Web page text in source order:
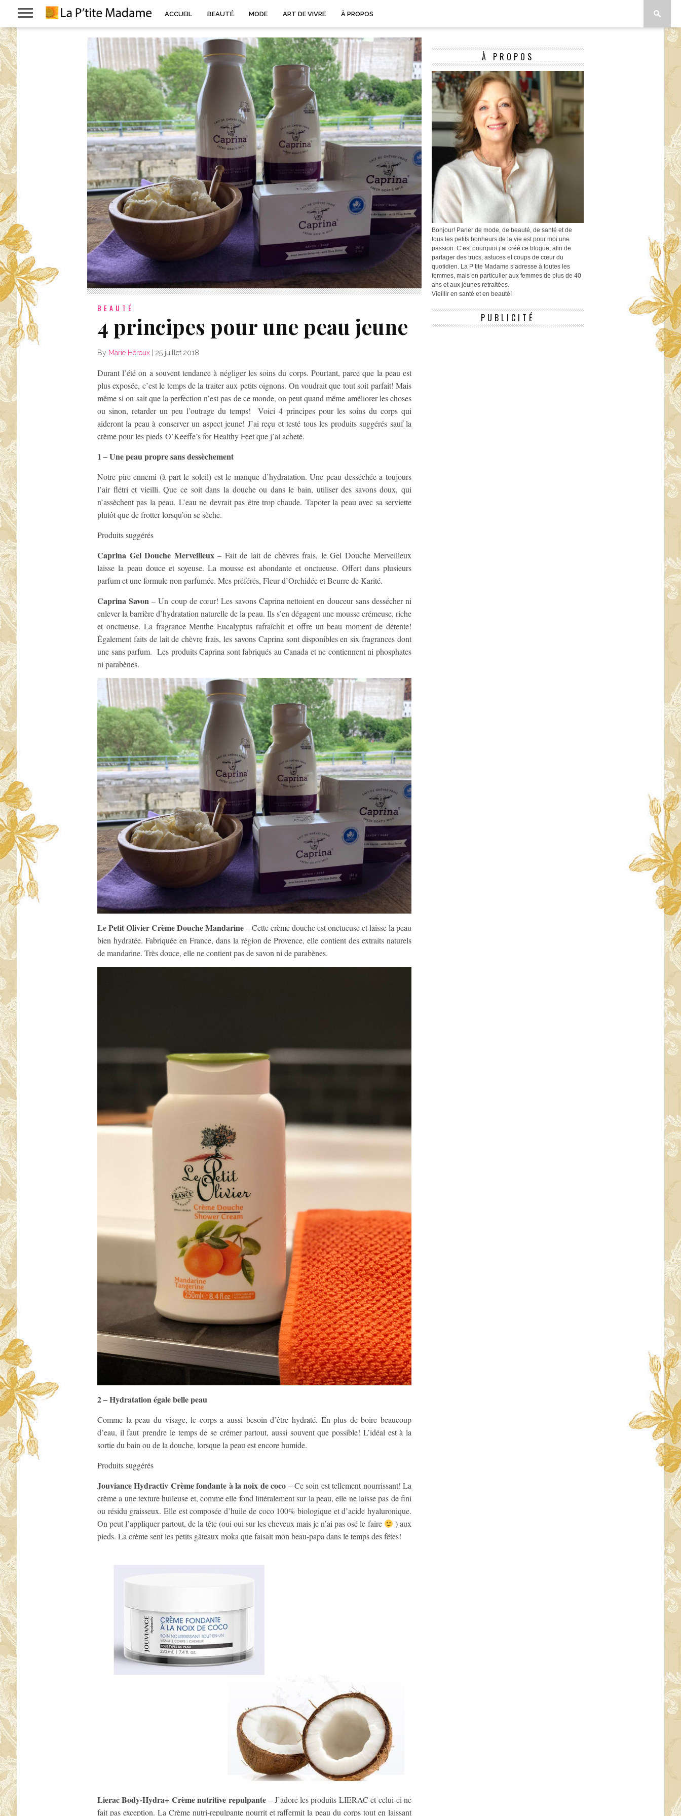
ACCUEIL BEAUTÉ MODE ART DE VIVRE À PROPOS
BEAUTÉ
4 principes pour une peau jeune
By Marie Héroux 25 juillet 2018
Durant l’été on a souvent tendance à négliger les soins du corps. Pourtant, parce que la peau est
plus exposée, c’est le temps de la traiter aux petits oignons. On voudrait que tout soit parfait! Mais
même si on sait que la perfection n’est pas de ce monde, on peut quand même améliorer les choses
ou sinon, retarder un peu l’outrage du temps! Voici 4 principes pour les soins du corps qui
aideront la peau à conserver un aspect jeune! J’ai reçu et testé tous les produits suggérés sauf la
crème pour les pieds O’Keeffe’s for Healthy Feet que j’ai acheté.
1 – Une peau propre sans dessèchement
Notre pire ennemi (à part le soleil) est le manque d’hydratation. Une peau desséchée a toujours
l’air flétri et vieilli. Que ce soit dans la douche ou dans le bain, utiliser des savons doux, qui
n’assèchent pas la peau. L’eau ne devrait pas être trop chaude. Tapoter la peau avec sa serviette
plutôt que de frotter lorsqu’on se sèche.
Produits suggérés
Caprina Gel Douche Merveilleux– Fait de lait de chèvres frais, le Gel Douche Merveilleux
laisse la peau douce et soyeuse. La mousse est abondante et onctueuse. Offert dans plusieurs
parfum et une formule non parfumée. Mes préférés, Fleur d’Orchidée et Beurre de Karité.
Caprina Savon – Un coup de cœur! Les savons Caprina nettoient en douceur sans dessécher ni
enlever la barrière d’hydratation naturelle de la peau. Ils s’en dégagent une mousse crémeuse, riche
et onctueuse. La fragrance Menthe Eucalyptus rafraîchit et offre un beau moment de détente!
Également faits de lait de chèvre frais, les savons Caprina sont disponibles en six fragrances dont
une sans parfum. Les produits Caprina sont fabriqués au Canada et ne contiennent ni phosphates
ni parabènes.
Le Petit Olivier Crème Douche Mandarine– Cette crème douche est onctueuse et laisse la peau
bien hydratée. Fabriquée en France, dans la région de Provence, elle contient des extraits naturels
de mandarine. Très douce, elle ne contient pas de savon ni de parabènes.
2 – Hydratation égale belle peau
Comme la peau du visage, le corps a aussi besoin d’être hydraté. En plus de boire beaucoup
d’eau, il faut prendre le temps de se crémer partout, aussi souvent que possible! L’idéal est à la
sortie du bain ou de la douche, lorsque la peau est encore humide.
Produits suggérés
Jouviance Hydractiv Crème fondante à la noix de coco – Ce soin est tellement nourrissant! La
crème a une texture huileuse et, comme elle fond littéralement sur la peau, elle ne laisse pas de fini
ou résidu graisseux. Elle est composée d’huile de coco 100% biologique et d’acide hyaluronique.
On peut l’appliquer partout, de la tête (oui oui sur les cheveux mais je n’ai pas osé le faire
) aux
pieds. La crème sent les petits gâteaux moka que faisait mon beau-papa dans le temps des fêtes!
Lierac Body-Hydra+ Crème nutritive repulpante– J’adore les produits LIERAC et celui-ci ne
fait pas exception. La Crème nutri-repulpante nourrit et raffermit la peau du corps tout en laissant
À PROPOS
Bonjour! Parler de mode, de beauté, de santé et de
tous les petits bonheurs de la vie est pour moi une
passion. C’est pourquoi j’ai créé ce blogue, afin de
partager des trucs, astuces et coups de cœur du
quotidien. La P’tite Madame s’adresse à toutes les
femmes, mais en particulier aux femmes de plus de 40
ans et aux jeunes retraitées.
Vieillir en santé et en beauté!
PUBLICITÉ